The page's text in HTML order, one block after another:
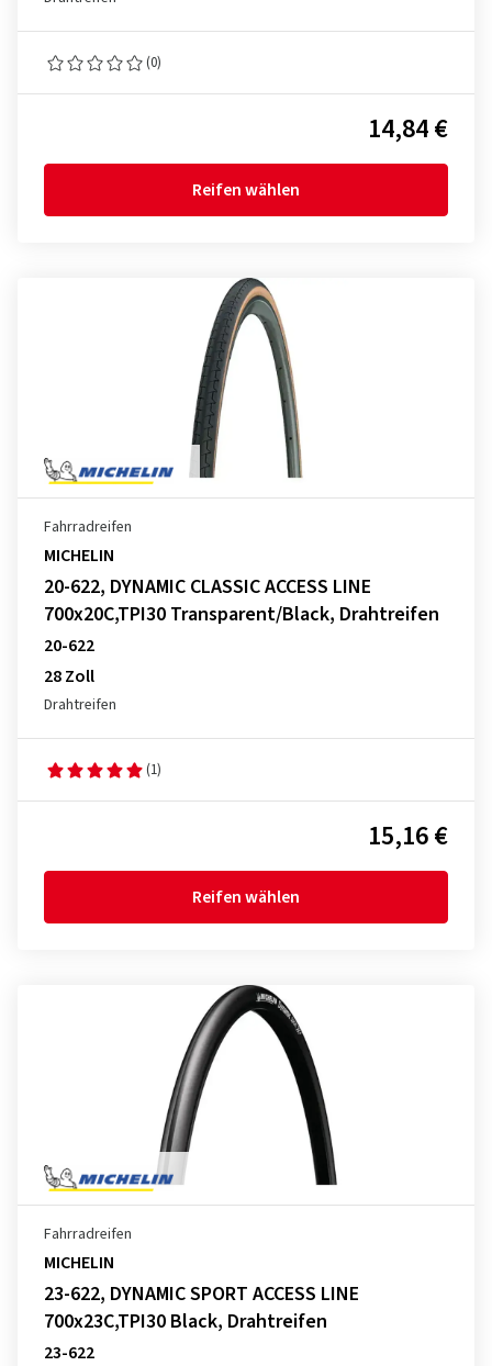
(0)
14,84 €
Reifen wählen
Fahrradreifen
MICHELIN
20-622, DYNAMIC CLASSIC ACCESS LINE
700x20C,TPI30 Transparent/Black, Drahtreifen
20-622
28 Zoll
Drahtreifen
(1)
15,16 €
Reifen wählen
Fahrradreifen
MICHELIN
23-622, DYNAMIC SPORT ACCESS LINE
700x23C,TPI30 Black, Drahtreifen
23-622